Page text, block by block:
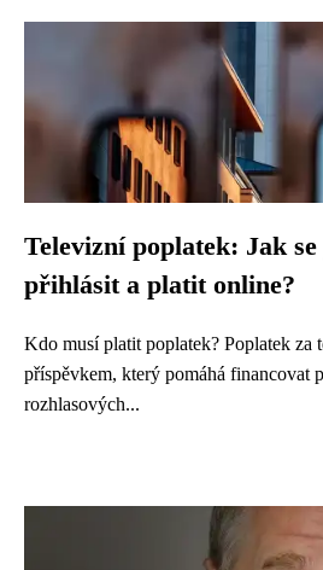
Televizní poplatek: Jak se
přihlásit a platit online?
Kdo musí platit poplatek? Poplatek za
příspěvkem, který pomáhá financovat
rozhlasových...